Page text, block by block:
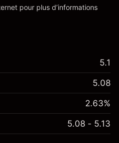
et Frais
pour plus d’informations
5.1
5.08
2.63%
5.08 - 5.13